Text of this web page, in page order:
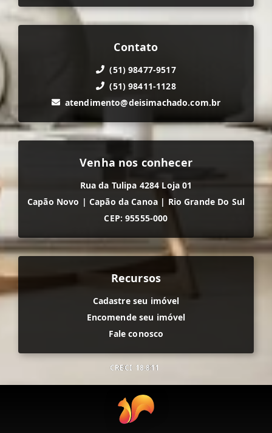
Contato
(51) 98477-9517
(51) 98411-1128
atendimento@deisimachado.com.br
Venha nos conhecer
Rua da Tulipa 4284 Loja 01
Capão Novo | Capão da Canoa | Rio Grande Do Sul
CEP: 95555-000
Recursos
Cadastre seu imóvel
Encomende seu imóvel
Fale conosco
CRECI 18.811